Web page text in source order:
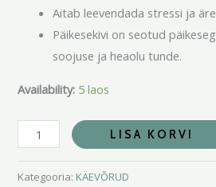
Aitab leevendada stressi ja
Päikesekivi on seotud
soojuse ja heaolu tunde.
Availability: 5 laos
LISA KORVI
Kategooria: KÄEVÕRUD